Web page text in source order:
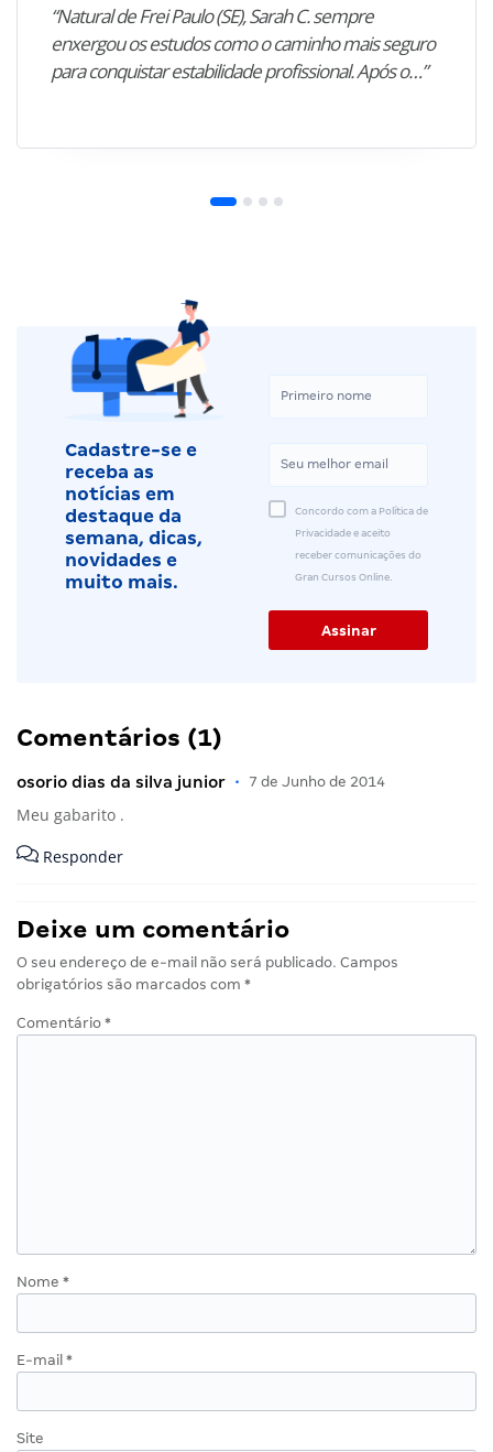
“Natural de Frei Paulo (SE), Sarah C. sempre
enxergou os estudos como o caminho mais seguro
para conquistar estabilidade profissional. Após o…”
Cadastre-se e
receba as
notícias em
destaque da
semana, dicas,
novidades e
muito mais.
Concordo com a Política de
Privacidade e aceito
receber comunicações do
Gran Cursos Online.
Comentários (1)
osorio dias da silva junior • 7 de Junho de 2014
Meu gabarito .
Responder
Deixe um comentário
O seu endereço de e-mail não será publicado. Campos
obrigatórios são marcados com *
Comentário *
Nome *
E-mail *
Site